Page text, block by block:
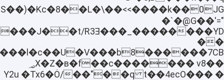
<����k��0JG>��\S��)�Kc�8��L�
�`�@G��'="
R3Ǝ�
��
��v8 ����؃X�Z�в�f��c���
t��4ecO��� � q��"��Y2u �Tx6�Ȯ/